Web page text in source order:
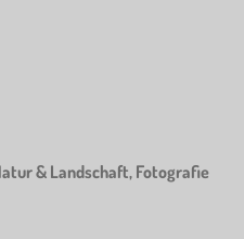
& Landschaft, Fotografie